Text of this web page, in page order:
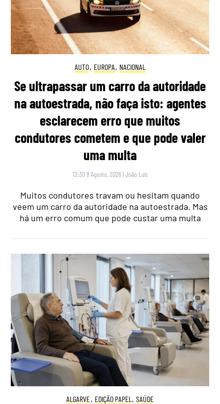
AUTO, EUROPA, NACIONAL
Se ultrapassar um carro da autoridade
na autoestrada, não faça isto: agentes
esclarecem erro que muitos
condutores cometem e que pode valer
uma multa
12:30 8 Agosto, 2026 |João Luís
Muitos condutores travam ou hesitam quando
veem um carro da autoridade na autoestrada. Mas
há um erro comum que pode custar uma multa
ALGARVE, EDIÇÃO PAPEL , SAÚDE